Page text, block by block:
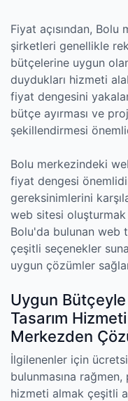
Fiyat açısından,
şirketleri genellikle
bütçelerine uygun
duydukları hizmeti
fiyat dengesini
bütçe ayırması ve
şekillendirmesi
Bolu merkezindeki
fiyat dengesi
gereksinimlerini
web sitesi
Bolu'da bulunan web
çeşitli seçenekler
uygun çözümler
Uygun
Tasarım
Merkezden
İlgilenenler için
bulunmasına
hizmeti almak çeşitli